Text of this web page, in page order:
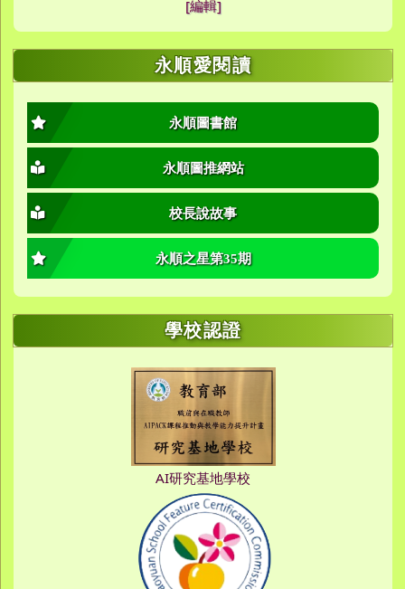
[編輯]
link to https://
link to https://
link to https://
link to https://
link to https://
link to https://
link to /xoops/modules/
link to https://
link to https://
link to https://
永順愛閱讀
永順圖書館
永順圖推網站
校長說故事
永順之星第35期
學校認證
AI研究基地學校